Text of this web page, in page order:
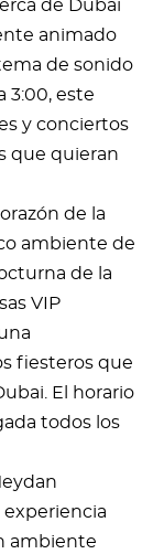
de Dubai
animado
de sonido
3:00, este
y conciertos
que quieran
de la
ambiente de
de la
VIP
fiesteros que
El horario
todos los
ambiente